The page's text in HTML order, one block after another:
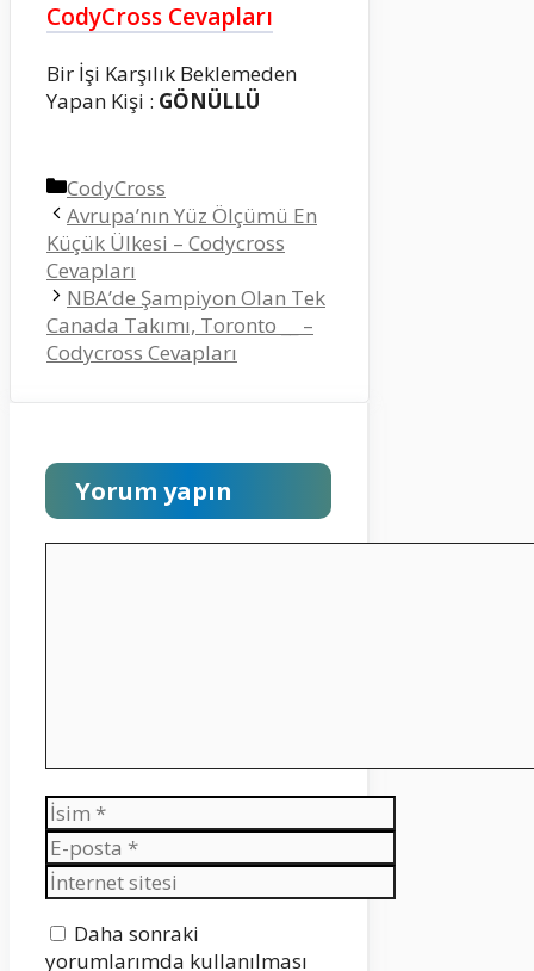
CodyCross Cevapları
Bir İşi Karşılık Beklemeden
Yapan Kişi : GÖNÜLLÜ
Kategoriler
CodyCross
Avrupa’nın Yüz Ölçümü En
Küçük Ülkesi – Codycross
Cevapları
NBA’de Şampiyon Olan Tek
Canada Takımı, Toronto __ –
Codycross Cevapları
Yorum yapın
İsim
E-
posta
İnternet
sitesi
Daha sonraki
yorumlarımda kullanılması